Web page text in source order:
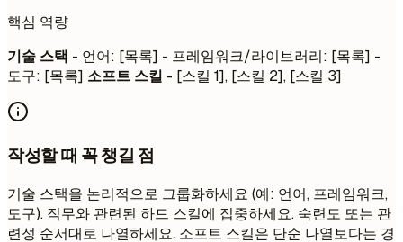
핵심 역량
기술 스택 - 언어: [목록] - 프레임워크/라이브러리: [목록] -
도구: [목록] 소프트 스킬 - [스킬 1], [스킬 2], [스킬 3]
작성할 때 꼭 챙길 점
기술 스택을 논리적으로 그룹화하세요 (예: 언어, 프레임워크,
도구). 직무와 관련된 하드 스킬에 집중하세요. 숙련도 또는 관
련성 순서대로 나열하세요. 소프트 스킬은 단순 나열보다는 경